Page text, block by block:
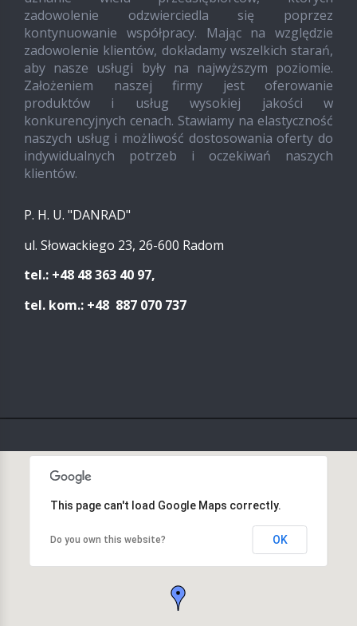
zadowolenie odzwierciedla się poprzez
kontynuowanie współpracy. Mając na względzie
zadowolenie klientów, dokładamy wszelkich starań,
aby nasze usługi były na najwyższym poziomie.
Założeniem naszej firmy jest oferowanie
produktów i usług wysokiej jakości w
konkurencyjnych cenach. Stawiamy na elastyczność
naszych usług i możliwość dostosowania oferty do
indywidualnych potrzeb i oczekiwań naszych
klientów.
P. H. U. "DANRAD"
ul. Słowackiego 23, 26-600 Radom
tel.: +48 48 363 40 97,
tel. kom.: +48 887 070 737
This page can't load Google Maps correctly.
Do you own this website? OK